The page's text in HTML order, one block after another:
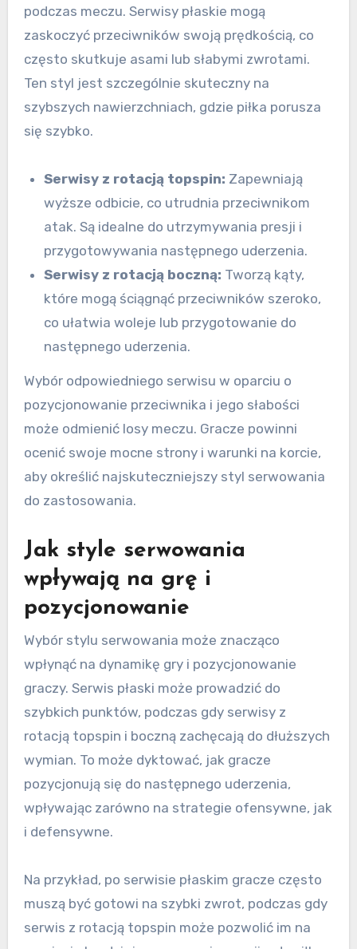
podczas meczu. Serwisy płaskie mogą
zaskoczyć przeciwników swoją prędkością, co
często skutkuje asami lub słabymi zwrotami.
Ten styl jest szczególnie skuteczny na
szybszych nawierzchniach, gdzie piłka porusza
się szybko.
Serwisy z rotacją topspin: Zapewniają
wyższe odbicie, co utrudnia przeciwnikom
atak. Są idealne do utrzymywania presji i
przygotowywania następnego uderzenia.
Serwisy z rotacją boczną: Tworzą kąty,
które mogą ściągnąć przeciwników szeroko,
co ułatwia woleje lub przygotowanie do
następnego uderzenia.
Wybór odpowiedniego serwisu w oparciu o
pozycjonowanie przeciwnika i jego słabości
może odmienić losy meczu. Gracze powinni
ocenić swoje mocne strony i warunki na korcie,
aby określić najskuteczniejszy styl serwowania
do zastosowania.
Jak style serwowania
wpływają na grę i
pozycjonowanie
Wybór stylu serwowania może znacząco
wpłynąć na dynamikę gry i pozycjonowanie
graczy. Serwis płaski może prowadzić do
szybkich punktów, podczas gdy serwisy z
rotacją topspin i boczną zachęcają do dłuższych
wymian. To może dyktować, jak gracze
pozycjonują się do następnego uderzenia,
wpływając zarówno na strategie ofensywne, jak
i defensywne.
Na przykład, po serwisie płaskim gracze często
muszą być gotowi na szybki zwrot, podczas gdy
serwis z rotacją topspin może pozwolić im na